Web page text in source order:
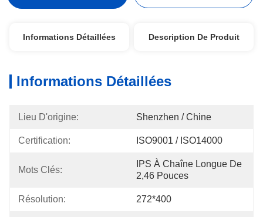
Informations Détaillées Description De Produit
Informations Détaillées
Lieu D'origine: Shenzhen / Chine
Certification: ISO9001 / ISO14000
Mots Clés:
IPS À Chaîne Longue De
2,46 Pouces
Résolution: 272*400